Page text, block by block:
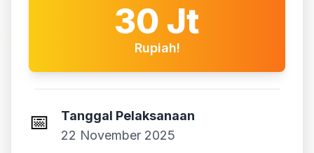
30 Jt
Rupiah!
📅
Tanggal Pelaksanaan
22 November 2025